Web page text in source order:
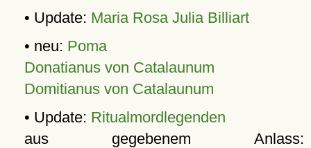
• Update: Maria Rosa Julia Billiart
• neu: Poma
Donatianus von Catalaunum
Domitianus von Catalaunum
• Update: Ritualmordlegenden
aus gegebenem Anlass: